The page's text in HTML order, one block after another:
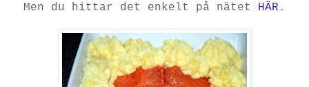
Men du hittar det enkelt på nätet HÄR .